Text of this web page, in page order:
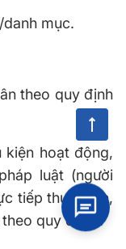
mục.
theo quy định
hoạt động,
luật (người
tiếp thực hiện,
quy định).